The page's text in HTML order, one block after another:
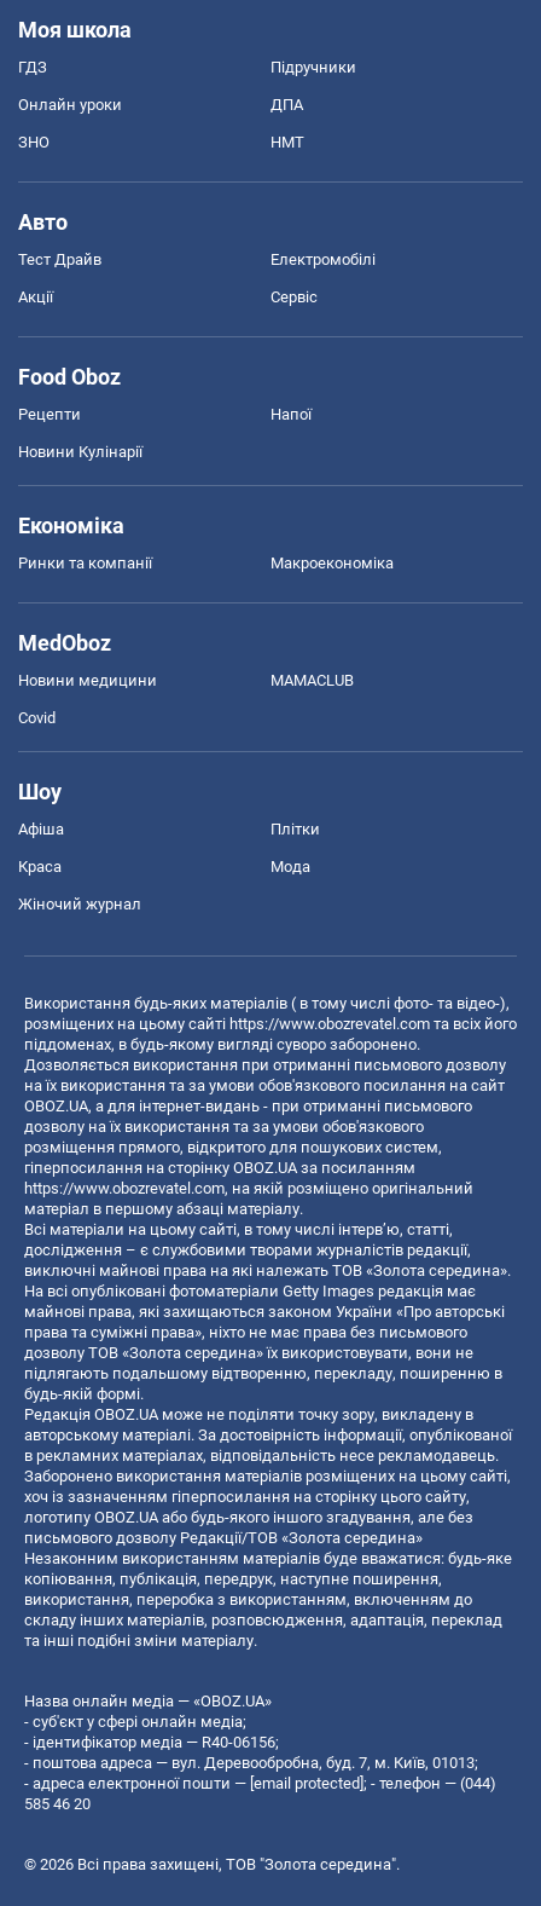
Моя школа
ГДЗ Підручники
Онлайн уроки ДПА
ЗНО НМТ
Авто
Тест Драйв Електромобілі
Акції Сервіс
Food Oboz
Рецепти Напої
Новини Кулінарії
Економіка
Ринки та компанії Макроекономіка
MedOboz
Новини медицини MAMACLUB
Covid
Шоу
Афіша Плітки
Краса Мода
Жіночий журнал
Використання будь-яких матеріалів ( в тому числі фото- та відео-),
розміщених на цьому сайті https://www.obozrevatel.com та всіх його
піддоменах, в будь-якому вигляді суворо заборонено.
Дозволяється використання при отриманні письмового дозволу
на їх використання та за умови обов'язкового посилання на сайт
OBOZ.UA, а для інтернет-видань - при отриманні письмового
дозволу на їх використання та за умови обов'язкового
розміщення прямого, відкритого для пошукових систем,
гіперпосилання на сторінку OBOZ.UA за посиланням
https://www.obozrevatel.com, на якій розміщено оригінальний
матеріал в першому абзаці матеріалу.
Всі матеріали на цьому сайті, в тому числі інтерв’ю, статті,
дослідження – є службовими творами журналістів редакції,
виключні майнові права на які належать ТОВ «Золота середина».
На всі опубліковані фотоматеріали Getty Images редакція має
майнові права, які захищаються законом України «Про авторські
права та суміжні права», ніхто не має права без письмового
дозволу ТОВ «Золота середина» їх використовувати, вони не
підлягають подальшому відтворенню, перекладу, поширенню в
будь-якій формі.
Редакція OBOZ.UA може не поділяти точку зору, викладену в
авторському матеріалі. За достовірність інформації, опублікованої
в рекламних матеріалах, відповідальність несе рекламодавець.
Заборонено використання матеріалів розміщених на цьому сайті,
хоч із зазначенням гіперпосилання на сторінку цього сайту,
логотипу OBOZ.UA або будь-якого іншого згадування, але без
письмового дозволу Редакції/ТОВ «Золота середина»
Незаконним використанням матеріалів буде вважатися: будь-яке
копiювання, публiкацiя, передрук, наступне поширення,
використання, переробка з використанням, включенням до
складу інших матеріалів, розповсюдження, адаптація, переклад
та інші подібні зміни матеріалу.
Назва онлайн медіа — «OBOZ.UA»
- суб'єкт у сфері онлайн медіа;
- ідентифікатор медіа — R40-06156;
- поштова адреса — вул. Деревообробна, буд. 7, м. Київ, 01013;
- адреса електронної пошти — [email protected]; - телефон — (044)
585 46 20
© 2026 Всі права захищені, ТОВ "Золота середина".